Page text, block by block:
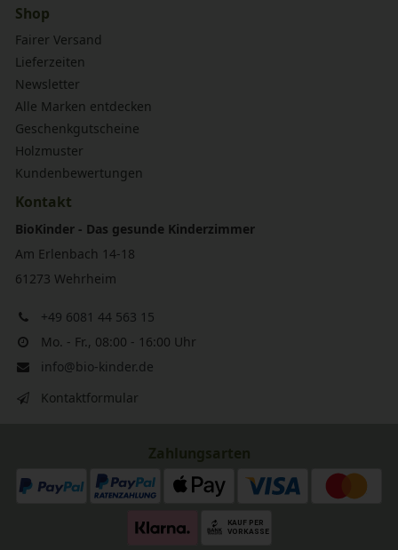
Shop
Fairer Versand
Lieferzeiten
Newsletter
Alle Marken entdecken
Geschenkgutscheine
Holzmuster
Kundenbewertungen
Kontakt
BioKinder - Das gesunde Kinderzimmer
Am Erlenbach 14-18
61273 Wehrheim
+49 6081 44 563 15
Mo. - Fr., 08:00 - 16:00 Uhr
info@bio-kinder.de
Kontaktformular
Zahlungsarten